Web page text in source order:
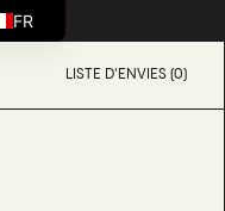
LISTE D'ENVIES (0)
FR